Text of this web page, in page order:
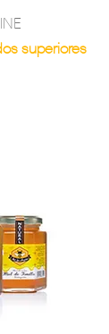
superiores